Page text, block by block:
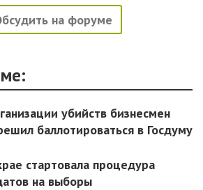
на форуме
убийств бизнесмен
баллотироваться в Госдуму
стартовала процедура
на выборы